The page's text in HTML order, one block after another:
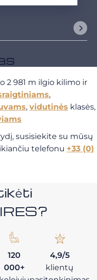
2 981 m ilgio kilimo ir
,
, vidutinės klasės,
susisiekite su mūsų
telefonu +33 (0)
120
000+
4,9/5
klientų